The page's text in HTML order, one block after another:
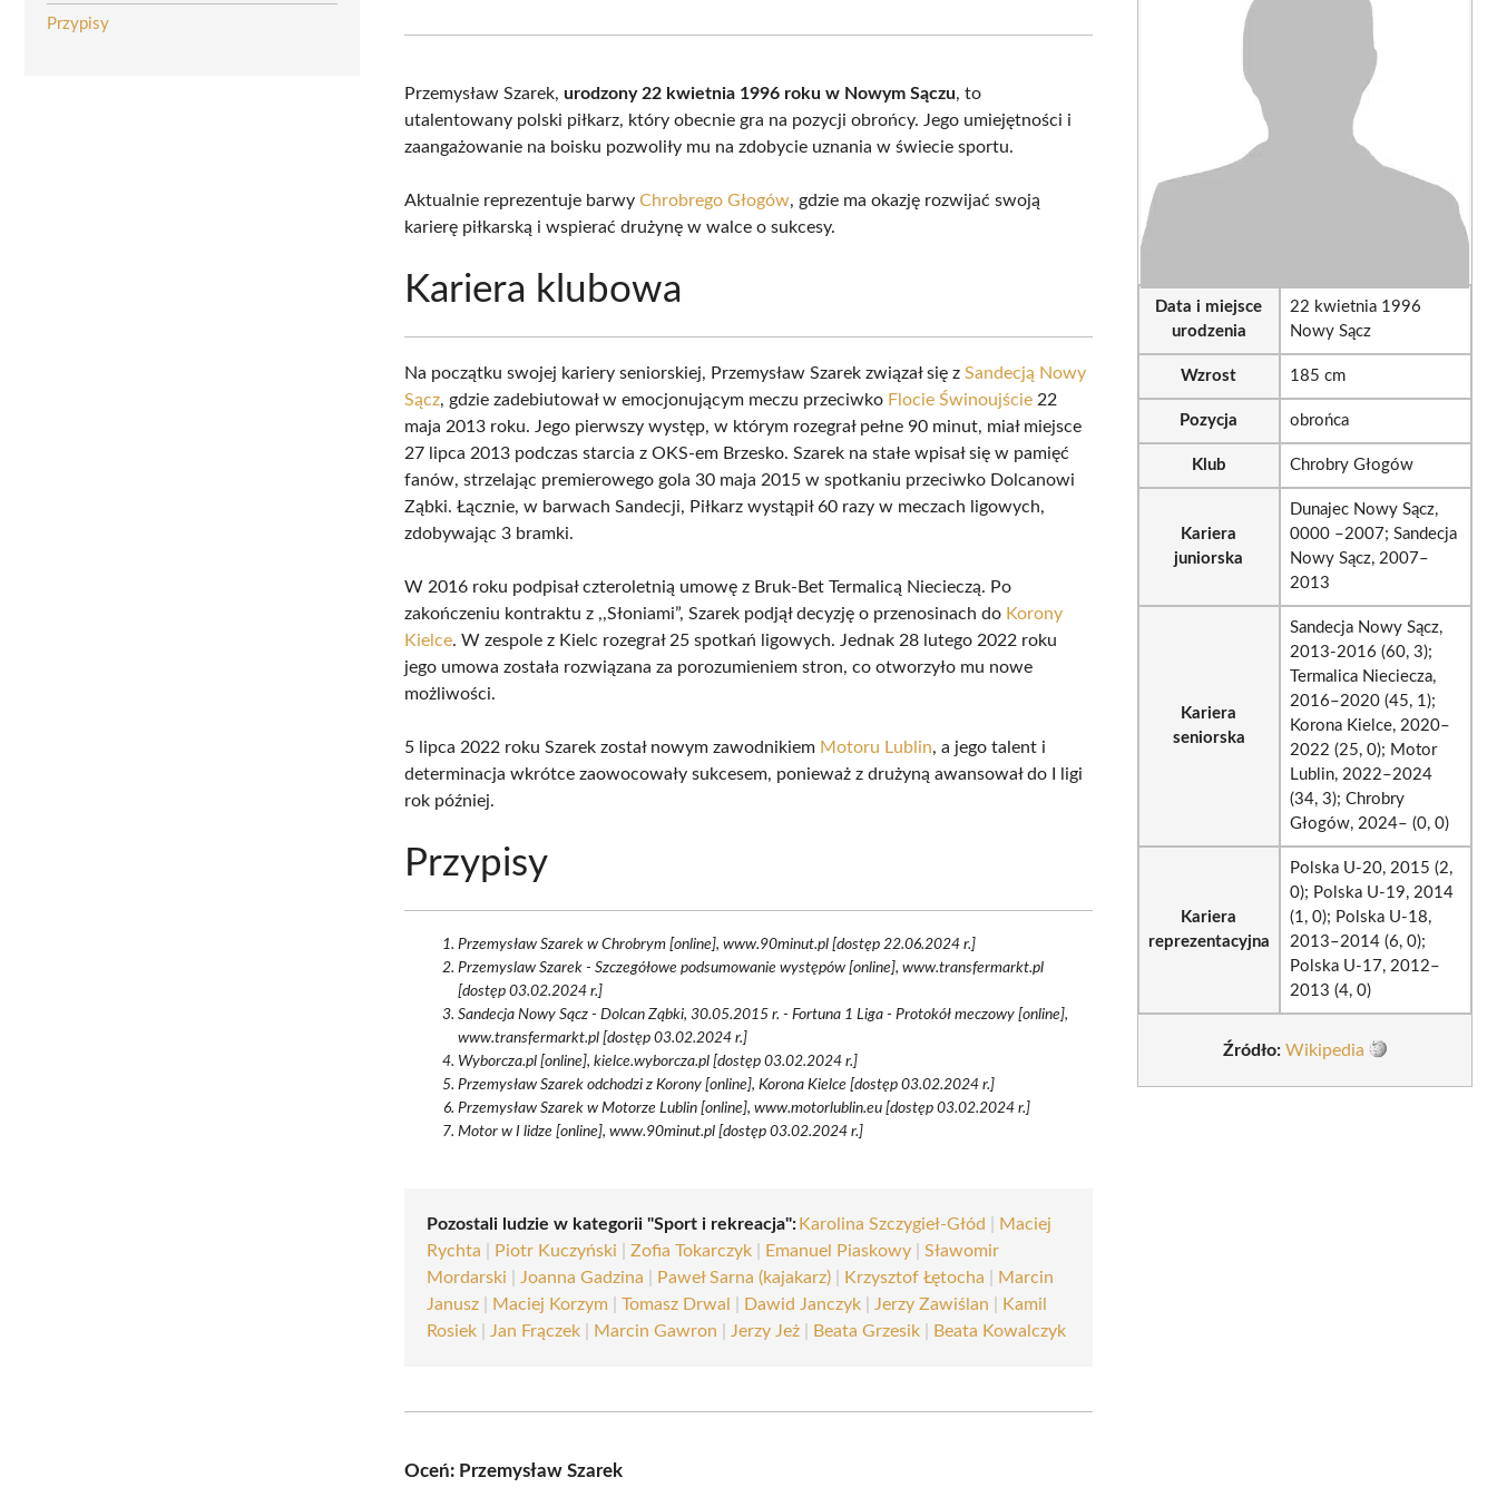
Przypisy
(Twitter)
Przemysław Szarek,urodzony 22 kwietnia 1996 roku w Nowym Sączu, to
utalentowany polski piłkarz, który obecnie gra na pozycji obrońcy. Jego umiejętności i
zaangażowanie na boisku pozwoliły mu na zdobycie uznania w świecie sportu.
Aktualnie reprezentuje barwyChrobrego Głogów, gdzie ma okazję rozwijać swoją
karierę piłkarską i wspierać drużynę w walce o sukcesy.
Kariera klubowa
Na początku swojej kariery seniorskiej, Przemysław Szarek związał się zSandecją Nowy
Sącz, gdzie zadebiutował w emocjonującym meczu przeciwko Flocie Świnoujście 22
maja 2013 roku. Jego pierwszy występ, w którym rozegrał pełne 90 minut, miał miejsce
27 lipca 2013 podczas starcia z OKS-em Brzesko. Szarek na stałe wpisał się w pamięć
fanów, strzelając premierowego gola 30 maja 2015 w spotkaniu przeciwko Dolcanowi
Ząbki. Łącznie, w barwach Sandecji, Piłkarz wystąpił 60 razy w meczach ligowych,
zdobywając 3 bramki.
W 2016 roku podpisał czteroletnią umowę z Bruk-Bet Termalicą Niecieczą. Po
zakończeniu kontraktu z ,,Słoniami”, Szarek podjął decyzję o przenosinach do Korony
Kielce. W zespole z Kielc rozegrał 25 spotkań ligowych. Jednak 28 lutego 2022 roku
jego umowa została rozwiązana za porozumieniem stron, co otworzyło mu nowe
możliwości.
5 lipca 2022 roku Szarek został nowym zawodnikiem Motoru Lublin, a jego talent i
determinacja wkrótce zaowocowały sukcesem, ponieważ z drużyną awansował do I ligi
rok później.
Przypisy
Przemysław Szarek w Chrobrym [online], www.90minut.pl [dostęp 22.06.2024 r.]
Przemyslaw Szarek - Szczegółowe podsumowanie występów [online], www.transfermarkt.pl
[dostęp 03.02.2024 r.]
Sandecja Nowy Sącz - Dolcan Ząbki, 30.05.2015 r. - Fortuna 1 Liga - Protokół meczowy [online],
www.transfermarkt.pl [dostęp 03.02.2024 r.]
Wyborcza.pl [online], kielce.wyborcza.pl [dostęp 03.02.2024 r.]
Przemysław Szarek odchodzi z Korony [online], Korona Kielce [dostęp 03.02.2024 r.]
Przemysław Szarek w Motorze Lublin [online], www.motorlublin.eu [dostęp 03.02.2024 r.]
Motor w I lidze [online], www.90minut.pl [dostęp 03.02.2024 r.]
Pozostali ludzie w kategorii "Sport i rekreacja":Karolina Szczygieł-Głód
Maciej
Rychta
Piotr Kuczyński |Zofia Tokarczyk Emanuel Piaskowy |Sławomir
Mordarski
Joanna Gadzina Paweł Sarna (kajakarz) Krzysztof Łętocha
Marcin
Janusz
Maciej Korzym |Tomasz Drwal Dawid Janczyk Jerzy Zawiślan
Kamil
Rosiek
Jan Frączek Marcin Gawron Jerzy Jeż Beata Grzesik Beata Kowalczyk
Oceń: Przemysław Szarek
Data i miejsce
urodzenia
22 kwietnia 1996
Nowy Sącz
Wzrost 185 cm
Pozycja obrońca
Klub Chrobry Głogów
Kariera
juniorska
Dunajec Nowy Sącz,
0000 –2007; Sandecja
Nowy Sącz, 2007–
2013
Kariera
seniorska
Sandecja Nowy Sącz,
2013-2016 (60, 3);
Termalica Nieciecza,
2016–2020 (45, 1);
Korona Kielce, 2020–
2022 (25, 0); Motor
Lublin, 2022–2024
(34, 3); Chrobry
Głogów, 2024– (0, 0)
Kariera
reprezentacyjna
Polska U-20, 2015 (2,
0); Polska U-19, 2014
(1, 0); Polska U-18,
2013–2014 (6, 0);
Polska U-17, 2012–
2013 (4, 0)
Źródło: Wikipedia